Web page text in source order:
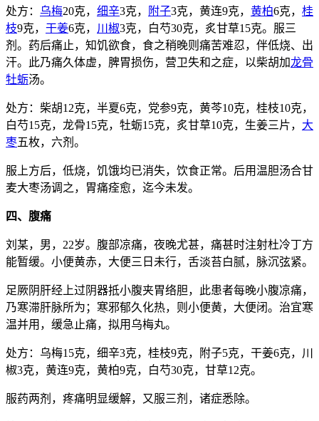
处方： 乌梅20克， 细辛3克， 附子3克，黄连9克， 黄柏6克， 桂
枝9克， 干姜6克， 川椒3克，白芍30克，炙甘草15克。服三
剂。药后痛止，知饥欲食，食之稍晚则痛苦难忍，伴低烧、出
汗。此乃痛久体虚，脾胃损伤，营卫失和之症，以柴胡加龙骨
牡蛎汤。
处方：柴胡12克，半夏6克，党参9克，黄芩10克，桂枝10克，
白芍15克，龙骨15克，牡蛎15克，炙甘草10克，生姜三片， 大
枣五枚，六剂。
服上方后，低烧，饥饿均已消失，饮食正常。后用温胆汤合甘
麦大枣汤调之，胃痛痊愈，迄今未发。
四、腹痛
刘某，男，22岁。腹部凉痛，夜晚尤甚，痛甚时注射杜冷丁方
能暂缓。小便黄赤，大便三日未行，舌淡苔白腻，脉沉弦紧。
足厥阴肝经上过阴器抵小腹夹胃络胆，此患者每晚小腹凉痛，
乃寒滞肝脉所为；寒邪郁久化热，则小便黄，大便闭。治宜寒
温并用，缓急止痛，拟用乌梅丸。
处方：乌梅15克，细辛3克，桂枝9克，附子5克，干姜6克，川
椒3克，黄连9克，黄柏9克，白芍30克，甘草12克。
服药两剂，疼痛明显缓解，又服三剂，诸症悉除。